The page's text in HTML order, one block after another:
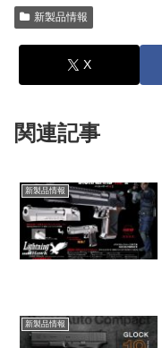
新製品情報
X
関連記事
新製品情報
新製品情報